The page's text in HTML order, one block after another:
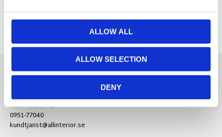
ALLOW ALL
ALLOW SELECTION
DENY
Ra:s Möbler AB
0951-77040
kundtjanst@allinterior.se